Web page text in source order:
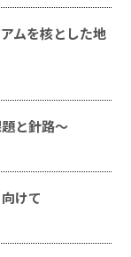
ムを核とした地
と針路～
けて